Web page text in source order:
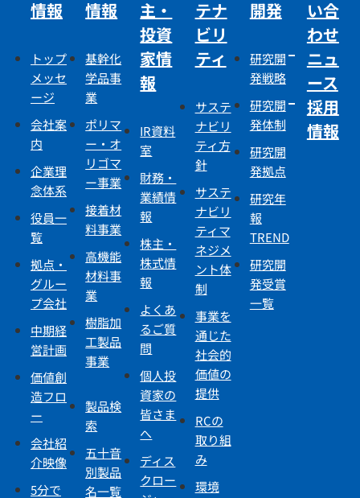
情報
トップ
メッセ
ージ
会社案
内
企業理
念体系
役員一
覧
拠点・
グルー
プ会社
中期経
営計画
価値創
造フロ
ー
会社紹
介映像
5分で
情報
基幹化
学品事
業
ポリマ
ー・オ
リゴマ
ー事業
接着材
料事業
高機能
材料事
業
樹脂加
工製品
事業
製品検
索
五十音
別製品
名一覧
主・
投資
家情
報
IR資料
室
財務・
業績情
報
株主・
株式情
報
よくあ
るご質
問
個人投
資家の
皆さま
へ
ディス
クロー
テナ
ビリ
ティ
サステ
ナビリ
ティ方
針
サステ
ナビリ
ティマ
ネジメ
ント体
制
事業を
通じた
社会的
価値の
提供
RCの
取り組
み
環境
開発
研究開
発戦略
研究開
発体制
研究開
発拠点
研究年
報
TREND
研究開
発受賞
一覧
い合
わせ
ニュ
ース
採用
情報